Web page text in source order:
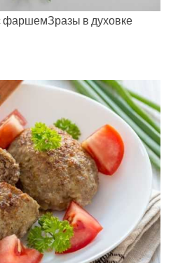
фаршемЗразы в духовке